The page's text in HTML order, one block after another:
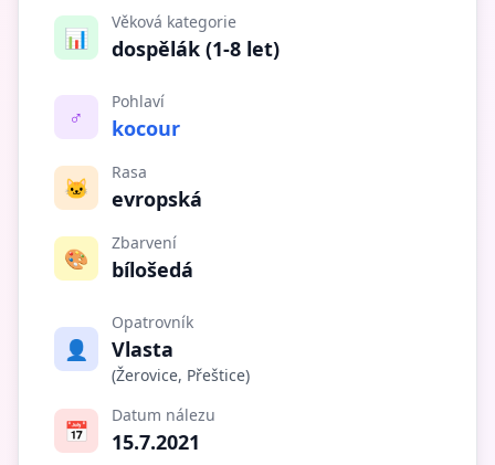
📊
Věková kategorie
dospělák (1-8 let)
♂️
Pohlaví
kocour
🐱
Rasa
evropská
🎨
Zbarvení
bílošedá
👤
Opatrovník
Vlasta
(Žerovice, Přeštice)
📅
Datum nálezu
15.7.2021